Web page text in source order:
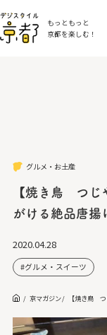
もっともっと
京都を楽しむ！
グルメ・お土産
【焼き鳥 つじ
がける絶品唐揚
2020.04.28
グルメ・スイーツ
京マガジン 【焼き鳥